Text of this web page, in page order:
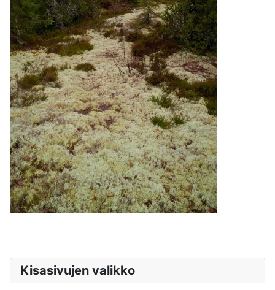
Kisasivujen valikko